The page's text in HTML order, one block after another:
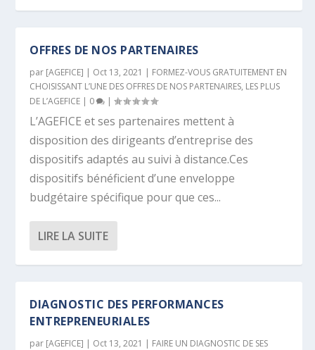
OFFRES DE NOS PARTENAIRES
par [AGEFICE] | Oct 13, 2021 | FORMEZ-VOUS GRATUITEMENT EN
CHOISISSANT L’UNE DES OFFRES DE NOS PARTENAIRES, LES PLUS
DE L’AGEFICE | 0 |
L’AGEFICE et ses partenaires mettent à
disposition des dirigeants d’entreprise des
dispositifs adaptés au suivi à distance.Ces
dispositifs bénéficient d’une enveloppe
budgétaire spécifique pour que ces...
LIRE LA SUITE
DIAGNOSTIC DES PERFORMANCES
ENTREPRENEURIALES
par [AGEFICE] | Oct 13, 2021 | FAIRE UN DIAGNOSTIC DE SES